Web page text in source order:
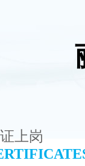
上岗